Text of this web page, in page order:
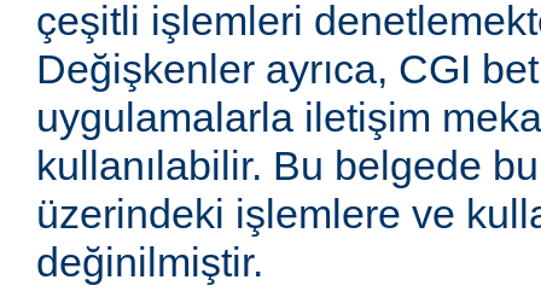
çeşitli işlemleri
Değişkenler ayrıca, CGI
uygulamalarla iletişim
kullanılabilir. Bu belgede
üzerindeki işlemlere ve
değinilmiştir.